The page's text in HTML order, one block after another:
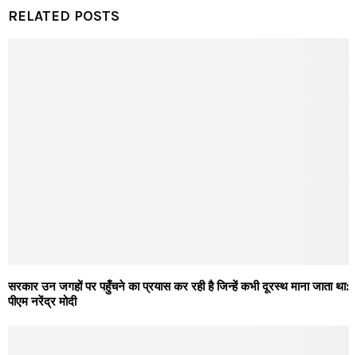
RELATED POSTS
सरकार उन जगहों पर पहुँचने का प्रयास कर रही है जिन्हें कभी दूरस्थ माना जाता था:
पीएम नरेंद्र मोदी